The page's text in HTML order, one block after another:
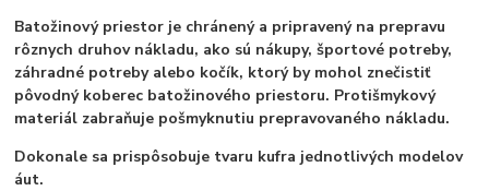
Batožinový priestor je chránený a pripravený na prepravu
rôznych druhov nákladu, ako sú nákupy, športové potreby,
záhradné potreby alebo kočík, ktorý by mohol znečistiť
pôvodný koberec batožinového priestoru. Protišmykový
materiál zabraňuje pošmyknutiu prepravovaného nákladu.
Dokonale sa prispôsobuje tvaru kufra jednotlivých modelov
áut.